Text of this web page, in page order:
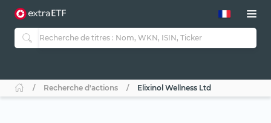
Recherche d'actions Elixinol Wellness Ltd